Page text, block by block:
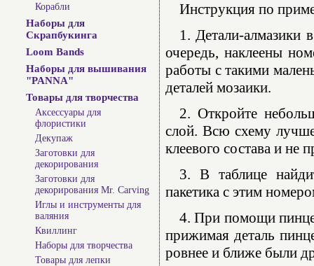
Корабли
Наборы для
Скрапбукинга
Loom Bands
Наборы для вышивания
"PANNA"
Товары для творчества
Аксессуары для
флористики
Декупаж
Заготовки для
декорирования
Заготовки для
декорирования Mr. Carving
Иглы и инструменты для
валяния
Квиллинг
Наборы для творчества
Товары для лепки
Инструкция по
1. Детали-алмазики
очередь, наклеены
работы с такими
деталей мозаики.
2. Откройте
слой. Всю схему
клеевого состава и не
3. В таблице
пакетика с этим
4. При помощи
прижимая деталь
ровнее и ближе были